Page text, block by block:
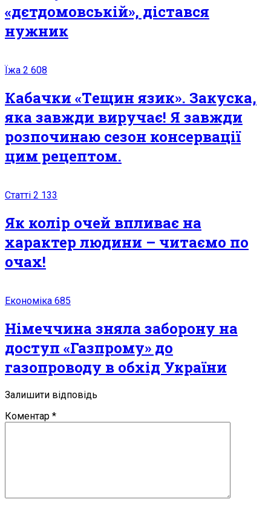
«дєтдомовській», дістався
нyжник
Їжа 2 608
Кабачки «Тeщин язик». Закуска,
яка завжди виручає! Я завжди
розпочинаю сезон консервації
цим рецептом.
Статті 2 133
Як колір очей впливає на
характер людини – читаємо по
очах!
Економіка 685
Німеччина зняла заборону на
доступ «Газпрому» до
газопроводу в обхід України
Залишити відповідь
Коментар *